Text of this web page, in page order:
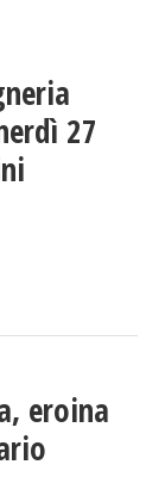
27
eroina